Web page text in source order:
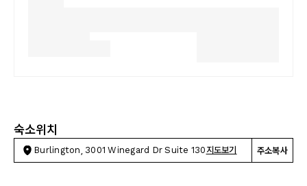
숙소위치
Burlington, 3001 Winegard Dr Suite 130 지도보기 주소복사